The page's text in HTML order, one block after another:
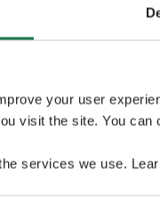
your user
visit the site. You
services we use.